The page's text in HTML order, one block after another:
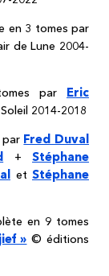
en 3 tomes par
de Lune 2004-
par Eric
2014-2018
par Fred Duval
+Stéphane
et Stéphane
en 9 tomes
» © éditions